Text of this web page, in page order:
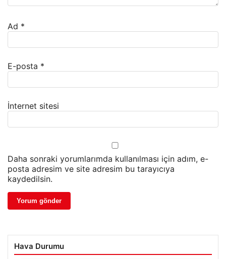
Ad *
E-posta *
İnternet sitesi
Daha sonraki yorumlarımda kullanılması için adım, e-
posta adresim ve site adresim bu tarayıcıya
kaydedilsin.
Hava Durumu